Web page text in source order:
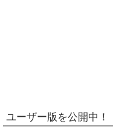
ユーザー版を公開中！